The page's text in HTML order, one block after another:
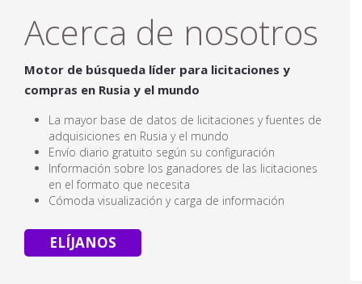
Acerca de nosotros
Motor de búsqueda líder para licitaciones y
compras en Rusia y el mundo
La mayor base de datos de licitaciones y fuentes de
adquisiciones en Rusia y el mundo
Envío diario gratuito según su configuración
Información sobre los ganadores de las licitaciones
en el formato que necesita
Cómoda visualización y carga de información
ELÍJANOS